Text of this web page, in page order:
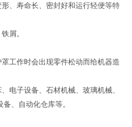
、寿命长、密封好和运行轻便等特
屑。
工作时会出现零件松动而给机器造
电子设备、石材机械、玻璃机械、
、自动化仓库等。